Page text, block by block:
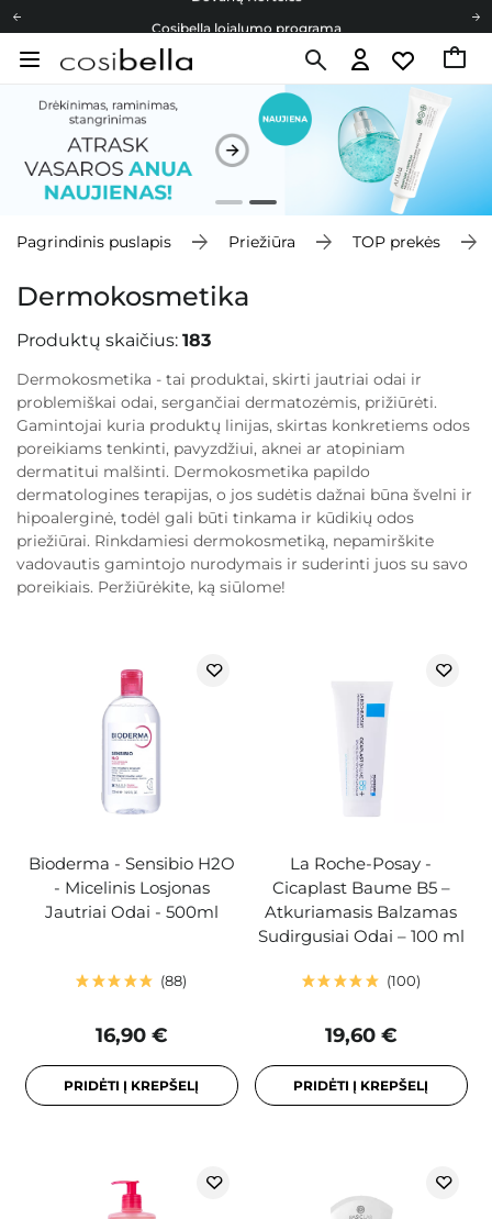
Nemokamas pristatymas nuo 40,00 €
Cosibella lojalumo programa
Nemokamas pristatymas nuo 40,00 €
Dovanų Kortelės
Pagrindinis puslapis Priežiūra TOP prekės
Dermokosmetika
Produktų skaičius: 183
Dermokosmetika - tai produktai, skirti jautriai odai ir
problemiškai odai, sergančiai dermatozėmis, prižiūrėti.
Gamintojai kuria produktų linijas, skirtas konkretiems odos
poreikiams tenkinti, pavyzdžiui, aknei ar atopiniam
dermatitui malšinti. Dermokosmetika papildo
dermatologines terapijas, o jos sudėtis dažnai būna švelni ir
hipoalerginė, todėl gali būti tinkama ir kūdikių odos
priežiūrai. Rinkdamiesi dermokosmetiką, nepamirškite
vadovautis gamintojo nurodymais ir suderinti juos su savo
poreikiais. Peržiūrėkite, ką siūlome!
Bioderma - Sensibio H2O
- Micelinis Losjonas
Jautriai Odai - 500ml
88
16,90 €
PRIDĖTI Į KREPŠELĮ
La Roche-Posay -
Cicaplast Baume B5 –
Atkuriamasis Balzamas
Sudirgusiai Odai – 100 ml
100
19,60 €
PRIDĖTI Į KREPŠELĮ